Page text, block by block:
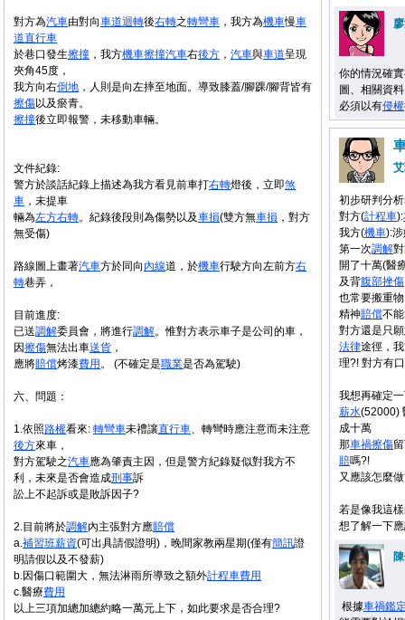
對方為汽車由對向車道迴轉後右轉之轉彎車 ，我方為機車慢車
道直行車
於巷口發生擦撞 ，我方機車擦撞汽車右後方 ， 汽車與車道呈現
夾角45度，
我方向右倒地 ，人則是向左摔至地面。導致膝蓋/腳踝/腳背皆有
擦傷以及瘀青。
擦撞後立即報警，未移動車輛。
文件紀錄:
警方於談話紀錄上描述為我方看見前車打右轉燈後，立即煞
車 ，未提車
輛為左方右轉。紀錄後段則為傷勢以及車損(雙方無車損 ，對方
無受傷)
路線圖上畫著汽車方於同向 內線道，於機車行駛方向左前方右
轉巷弄，
目前進度:
已送調解委員會，將進行調解。惟對方表示車子是公司的車，
因擦傷無法出車送貨 ，
應將賠償烤漆費用 。 (不確定是職業是否為駕駛)
六、問題：
1.依照路權看來: 轉彎車未禮讓直行車、轉彎時應注意而未注意
後方來車，
對方駕駛之汽車應為肇責主因，但是警方紀錄疑似對我方不
利，未來是否會造成刑事訴
訟上不起訴或是敗訴因子?
2.目前將於調解內主張對方應賠償
a.補習班薪資(可出具請假證明)，晚間家教兩星期(僅有簡訊證
明請假以及不發薪)
b.因傷口範圍大，無法淋雨所導致之額外計程車費用
c.醫療費用
以上三項加總加總約略一萬元上下，如此要求是否合理?
你的情況確
圖、相關資
必須以有侵權
初步研判分
對方(計程車):
我方(機車):
第一次調解
開了十萬(醫
及背腹部挫傷
也常要搬重
精神賠償不
對方還是只
法律途徑，
理?! 對方有
我想再確定
薪水(52000)
成十萬
那車禍擦傷
賠嗎?!
又應該怎麼
若是像我這
想了解一下
根據車禍鑑